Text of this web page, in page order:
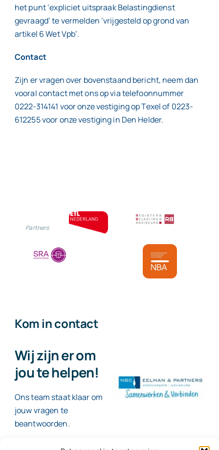
het punt ‘expliciet uitspraak Belastingdienst
gevraagd’ te vermelden ‘vrijgesteld op grond van
artikel 6 Wet Vpb’.
Contact
Zijn er vragen over bovenstaand bericht, neem dan
vooral contact met ons op via telefoonnummer
0222-314141 voor onze vestiging op Texel of 0223-
612255 voor onze vestiging in Den Helder.
Partners
Kom in contact
Wij zijn er om
jou te helpen!
Ons team staat klaar om
jouw vragen te
beantwoorden.